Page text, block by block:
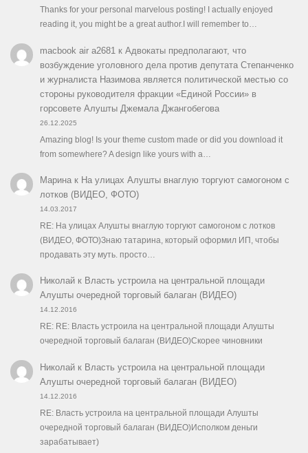
Thanks for your personal marvelous posting! I actually enjoyed
reading it, you might be a great author.I will remember to…
macbook air a2681 к Адвокаты предполагают, что
возбуждение уголовного дела против депутата Степанченко
и журналиста Назимова является политической местью со
стороны руководителя фракции «Единой России» в
горсовете Алушты Джемала Джангобегова
26.12.2025
Amazing blog! Is your theme custom made or did you download it
from somewhere? A design like yours with a…
Маринак На улицах Алушты внаглую торгуют самогоном с
лотков (ВИДЕО, ФОТО)
14.03.2017
RE: На улицах Алушты внаглую торгуют самогоном с лотков
(ВИДЕО, ФОТО)Знаю татарина, который оформил ИП, чтобы
продавать эту муть. просто…
Николайк Власть устроила на центральной площади
Алушты очередной торговый балаган (ВИДЕО)
14.12.2016
RE: RE: Власть устроила на центральной площади Алушты
очередной торговый балаган (ВИДЕО)Скорее чиновники
Николайк Власть устроила на центральной площади
Алушты очередной торговый балаган (ВИДЕО)
14.12.2016
RE: Власть устроила на центральной площади Алушты
очередной торговый балаган (ВИДЕО)Исполком деньги
зарабатывает)